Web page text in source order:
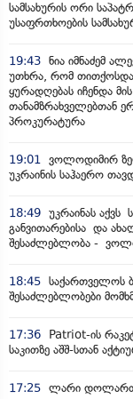
სამსახურის ორი
უსაფრთხოების
19:43 ნია იმნაძემ
უთხრა, რომ თითქოსდა,
ყურადღებას იჩენდა
თანამზრახველებთან
პროკურატურა
19:01 ვოლოდიმირ
უკრაინის საჰაერო
18:49 უკრაინას აქვს
განვითარებისა და
შესაძლებლობა -
18:45 საქართველოს
შესაძლებლობები
17:36
Patriot-ის
საკითზე აშშ-სთან
17:25 ლარი